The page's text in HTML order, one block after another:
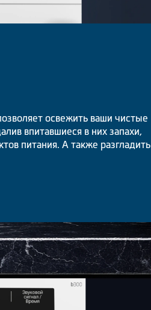
освежить ваши чистые
впитавшиеся в них запахи,
питания. А также разгладить